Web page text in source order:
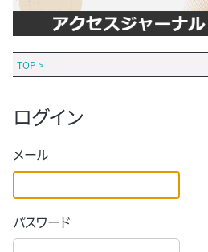
TOP >
ログイン
メール
パスワード